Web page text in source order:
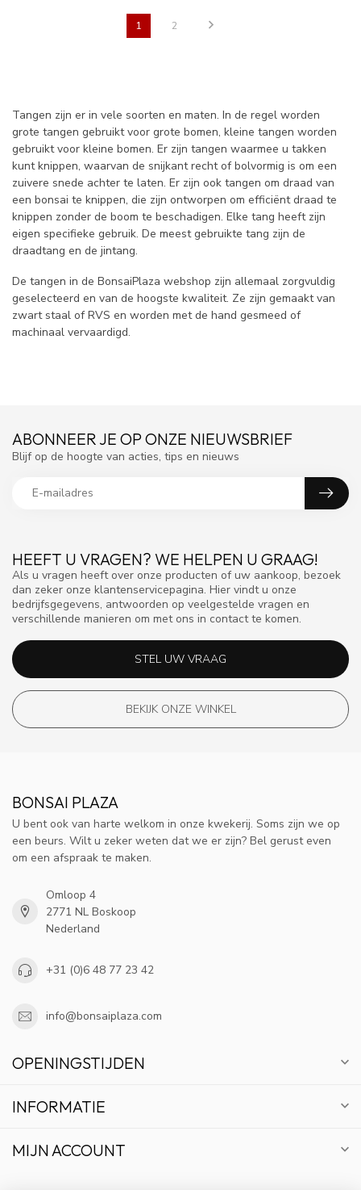
1 2
Tangen zijn er in vele soorten en maten. In de regel worden
grote tangen gebruikt voor grote bomen, kleine tangen worden
gebruikt voor kleine bomen. Er zijn tangen waarmee u takken
kunt knippen, waarvan de snijkant recht of bolvormig is om een
zuivere snede achter te laten. Er zijn ook tangen om draad van
een bonsai te knippen, die zijn ontworpen om efficiënt draad te
knippen zonder de boom te beschadigen. Elke tang heeft zijn
eigen specifieke gebruik. De meest gebruikte tang zijn de
draadtang en de jintang.
De tangen in de BonsaiPlaza webshop zijn allemaal zorgvuldig
geselecteerd en van de hoogste kwaliteit. Ze zijn gemaakt van
zwart staal of RVS en worden met de hand gesmeed of
machinaal vervaardigd.
HEEFT U VRAGEN? WE HELPEN U GRAAG!
Als u vragen heeft over onze producten of uw aankoop, bezoek
dan zeker onze klantenservicepagina. Hier vindt u onze
bedrijfsgegevens, antwoorden op veelgestelde vragen en
verschillende manieren om met ons in contact te komen.
STEL UW VRAAG
BEKIJK ONZE WINKEL
ABONNEER JE OP ONZE NIEUWSBRIEF
Blijf op de hoogte van acties, tips en nieuws
BONSAI PLAZA
U bent ook van harte welkom in onze kwekerij. Soms zijn we op
een beurs. Wilt u zeker weten dat we er zijn? Bel gerust even
om een afspraak te maken.
Omloop 4
2771 NL Boskoop
Nederland
+31 (0)6 48 77 23 42
info@bonsaiplaza.com
OPENINGSTIJDEN
INFORMATIE
MIJN ACCOUNT